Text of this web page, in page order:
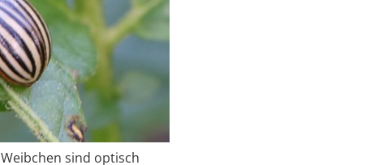
sind optisch